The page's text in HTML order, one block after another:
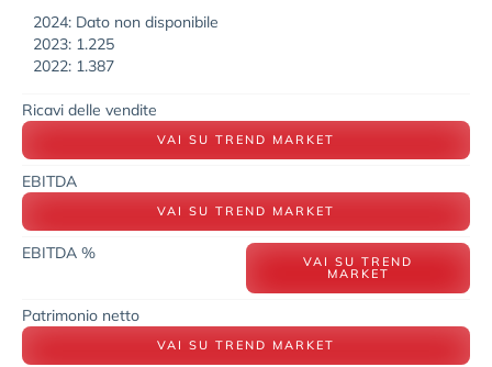
2024: Dato non disponibile
2023: 1.225
2022: 1.387
Ricavi delle vendite
VAI SU TREND MARKET
EBITDA
VAI SU TREND MARKET
EBITDA % VAI SU TREND
MARKET
Patrimonio netto
VAI SU TREND MARKET